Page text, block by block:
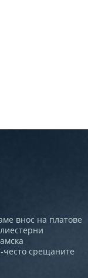
внос на платове
често срещаните